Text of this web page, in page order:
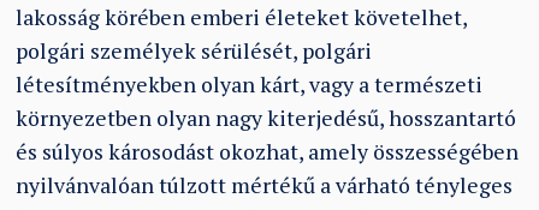
lakosság körében emberi életeket követelhet,
polgári személyek sérülését, polgári
létesítményekben olyan kárt, vagy a természeti
környezetben olyan nagy kiterjedésű, hosszantartó
és súlyos károsodást okozhat, amely összességében
nyilvánvalóan túlzott mértékű a várható tényleges